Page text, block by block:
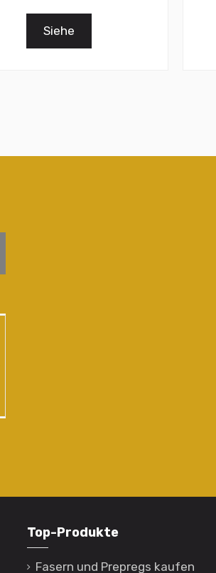
Siehe
Top-Produkte
Fasern und Prepregs kaufen